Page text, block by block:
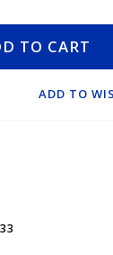
TO CART
ADD TO